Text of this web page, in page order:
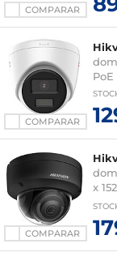
COMPARAR
COMPARAR
COMPARAR
x